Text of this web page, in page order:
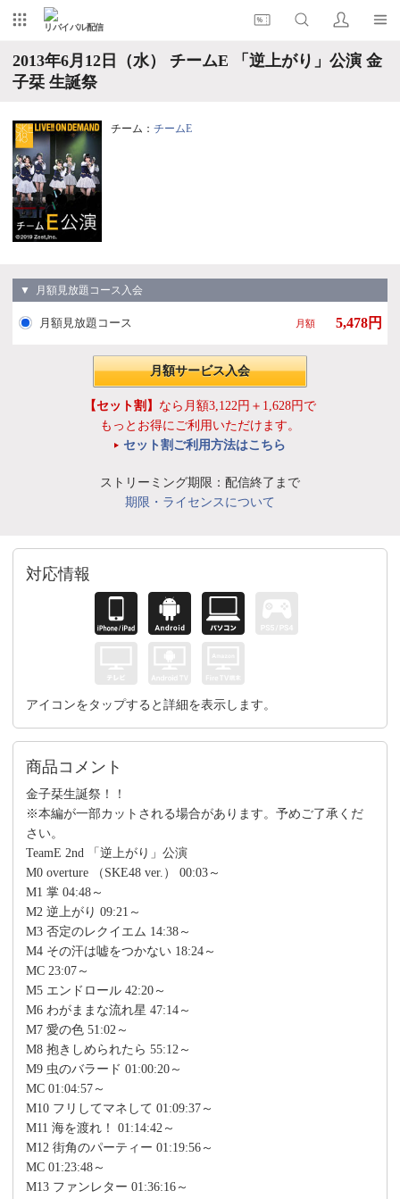
リバイバル配信
2013年6月12日（水） チームE 「逆上がり」公演 金
子栞 生誕祭
チーム： チームE
▼ 月額見放題コース入会
月額見放題コース 月額 5,478円
月額サービス入会
【セット割】 なら月額3,122円＋1,628円で
もっとお得にご利用いただけます。
セット割ご利用方法はこちら
ストリーミング期限：配信終了まで
期限・ライセンスについて
対応情報
アイコンをタップすると詳細を表示します。
商品コメント
金子栞生誕祭！！
※本編が一部カットされる場合があります。予めご了承くだ
さい。
TeamE 2nd 「逆上がり」公演
M0 overture （SKE48 ver.） 00:03～
M1 掌 04:48～
M2 逆上がり 09:21～
M3 否定のレクイエム 14:38～
M4 その汗は嘘をつかない 18:24～
MC 23:07～
M5 エンドロール 42:20～
M6 わがままな流れ星 47:14～
M7 愛の色 51:02～
M8 抱きしめられたら 55:12～
M9 虫のバラード 01:00:20～
MC 01:04:57～
M10 フリしてマネして 01:09:37～
M11 海を渡れ！ 01:14:42～
M12 街角のパーティー 01:19:56～
MC 01:23:48～
M13 ファンレター 01:36:16～